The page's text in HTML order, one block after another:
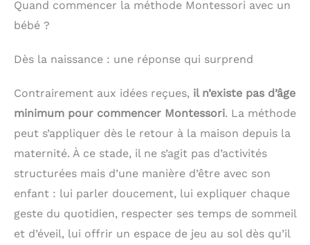
Quand commencer la méthode Montessori avec un
bébé ?
Dès la naissance : une réponse qui surprend
Contrairement aux idées reçues, il n’existe pas d’âge
minimum pour commencer Montessori. La méthode
peut s’appliquer dès le retour à la maison depuis la
maternité. À ce stade, il ne s’agit pas d’activités
structurées mais d’une manière d’être avec son
enfant : lui parler doucement, lui expliquer chaque
geste du quotidien, respecter ses temps de sommeil
et d’éveil, lui offrir un espace de jeu au sol dès qu’il